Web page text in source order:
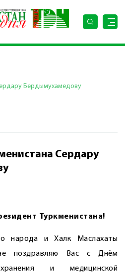
Бердымухамедову
Сердару
Туркменистана!
народа и Халк Маслахаты
поздравляю Вас с Днём
и медицинской